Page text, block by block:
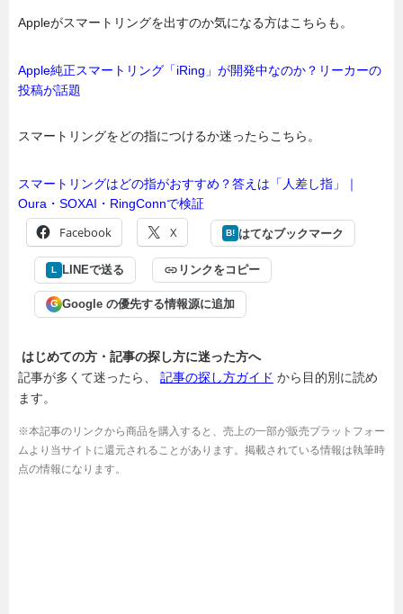
Appleがスマートリングを出すのか気になる方はこちらも。
Apple純正スマートリング「iRing」が開発中なのか？リーカーの
投稿が話題
スマートリングをどの指につけるか迷ったらこちら。
スマートリングはどの指がおすすめ？答えは「人差し指」｜
Oura・SOXAI・RingConnで検証
Facebook X B! はてなブックマーク
L LINEで送る リンクをコピー
G Google の優先する情報源に追加
はじめての方・記事の探し方に迷った方へ
記事が多くて迷ったら、 記事の探し方ガイド から目的別に読め
ます。
※本記事のリンクから商品を購入すると、売上の一部が販売プラットフォー
ムより当サイトに還元されることがあります。掲載されている情報は執筆時
点の情報になります。